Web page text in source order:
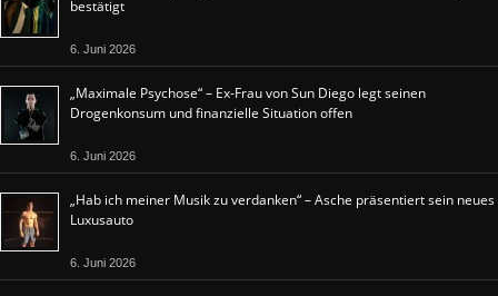
bestätigt
6. Juni 2026
„Maximale Psychose“ – Ex-Frau von Sun Diego legt seinen
Drogenkonsum und finanzielle Situation offen
6. Juni 2026
„Hab ich meiner Musik zu verdanken“ – Asche präsentiert sein neues
Luxusauto
6. Juni 2026